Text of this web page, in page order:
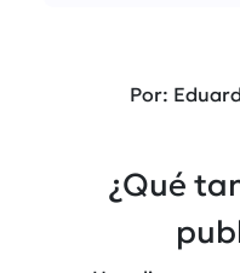
Por:
¿Qué